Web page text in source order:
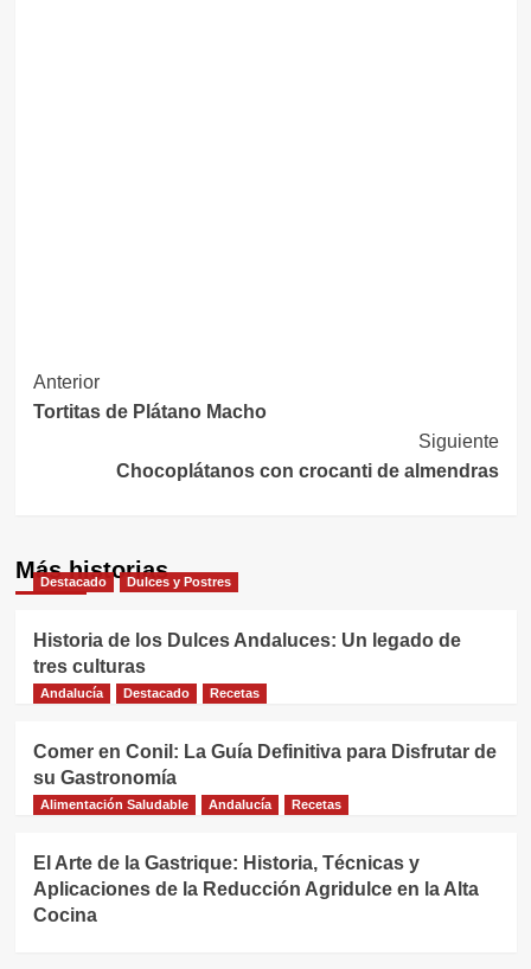
Navegación
de
entradas
Anterior
Tortitas de Plátano Macho
Siguiente
Chocoplátanos con crocanti de almendras
Más historias
Destacado Dulces y Postres
Historia de los Dulces Andaluces: Un legado de
tres culturas
Andalucía Destacado Recetas
Comer en Conil: La Guía Definitiva para Disfrutar de
su Gastronomía
Alimentación Saludable Andalucía Recetas
El Arte de la Gastrique: Historia, Técnicas y
Aplicaciones de la Reducción Agridulce en la Alta
Cocina